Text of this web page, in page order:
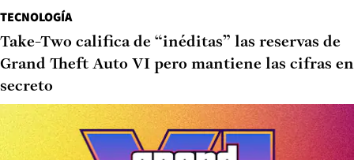
TECNOLOGÍA
Take-Two califica de “inéditas” las reservas de
Grand Theft Auto VI pero mantiene las cifras en
secreto